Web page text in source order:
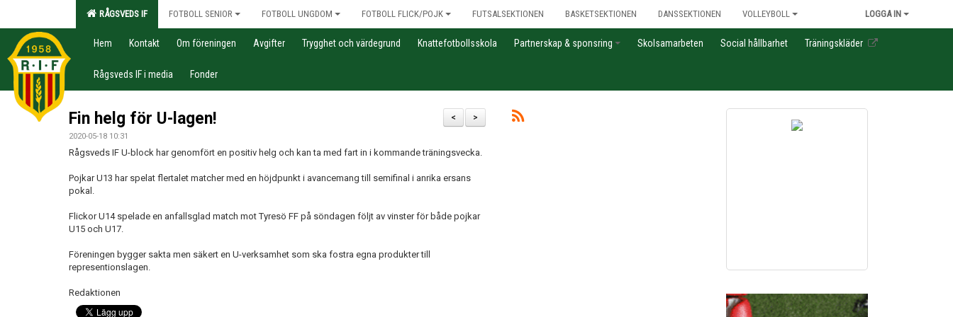
RÅGSVEDS IF FOTBOLL SENIOR FOTBOLL UNGDOM FOTBOLL FLICK/POJK FUTSALSEKTIONEN BASKETSEKTIONEN DANSSEKTIONEN VOLLEYBOLL LOGGA IN
Hem Kontakt Om föreningen Avgifter Trygghet och värdegrund Knattefotbollsskola Partnerskap & sponsring Skolsamarbeten Social hållbarhet Träningskläder
Rågsveds IF i media Fonder
>
<
Fin helg för U-lagen!
2020-05-18 10:31
Rågsveds IF U-block har genomfört en positiv helg och kan ta med fart in i kommande träningsvecka.
Pojkar U13 har spelat flertalet matcher med en höjdpunkt i avancemang till semifinal i anrika ersans
pokal.
Flickor U14 spelade en anfallsglad match mot Tyresö FF på söndagen följt av vinster för både pojkar
U15 och U17.
Föreningen bygger sakta men säkert en U-verksamhet som ska fostra egna produkter till
representionslagen.
Redaktionen